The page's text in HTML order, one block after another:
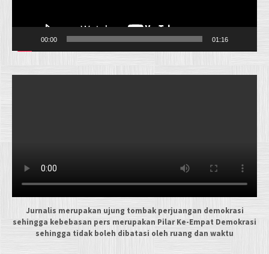
00:00 01:16
Jurnalis merupakan ujung tombak perjuangan demokrasi
sehingga kebebasan pers merupakan Pilar Ke-Empat Demokrasi
sehingga tidak boleh dibatasi oleh ruang dan waktu